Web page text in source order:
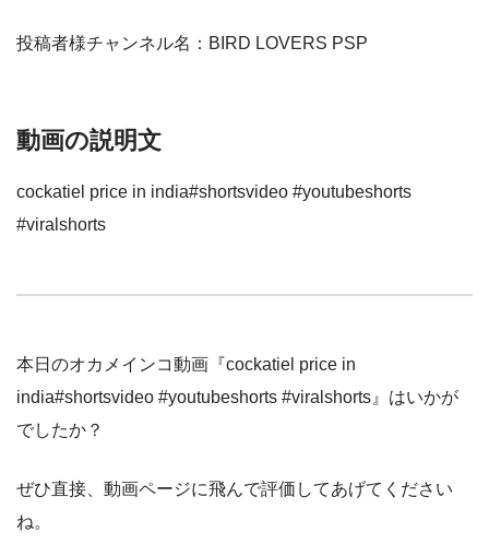
投稿者様チャンネル名：BIRD LOVERS PSP
動画の説明文
cockatiel price in india#shortsvideo #youtubeshorts
#viralshorts
本日のオカメインコ動画『cockatiel price in
india#shortsvideo #youtubeshorts #viralshorts』はいかが
でしたか？
ぜひ直接、動画ページに飛んで評価してあげてください
ね。